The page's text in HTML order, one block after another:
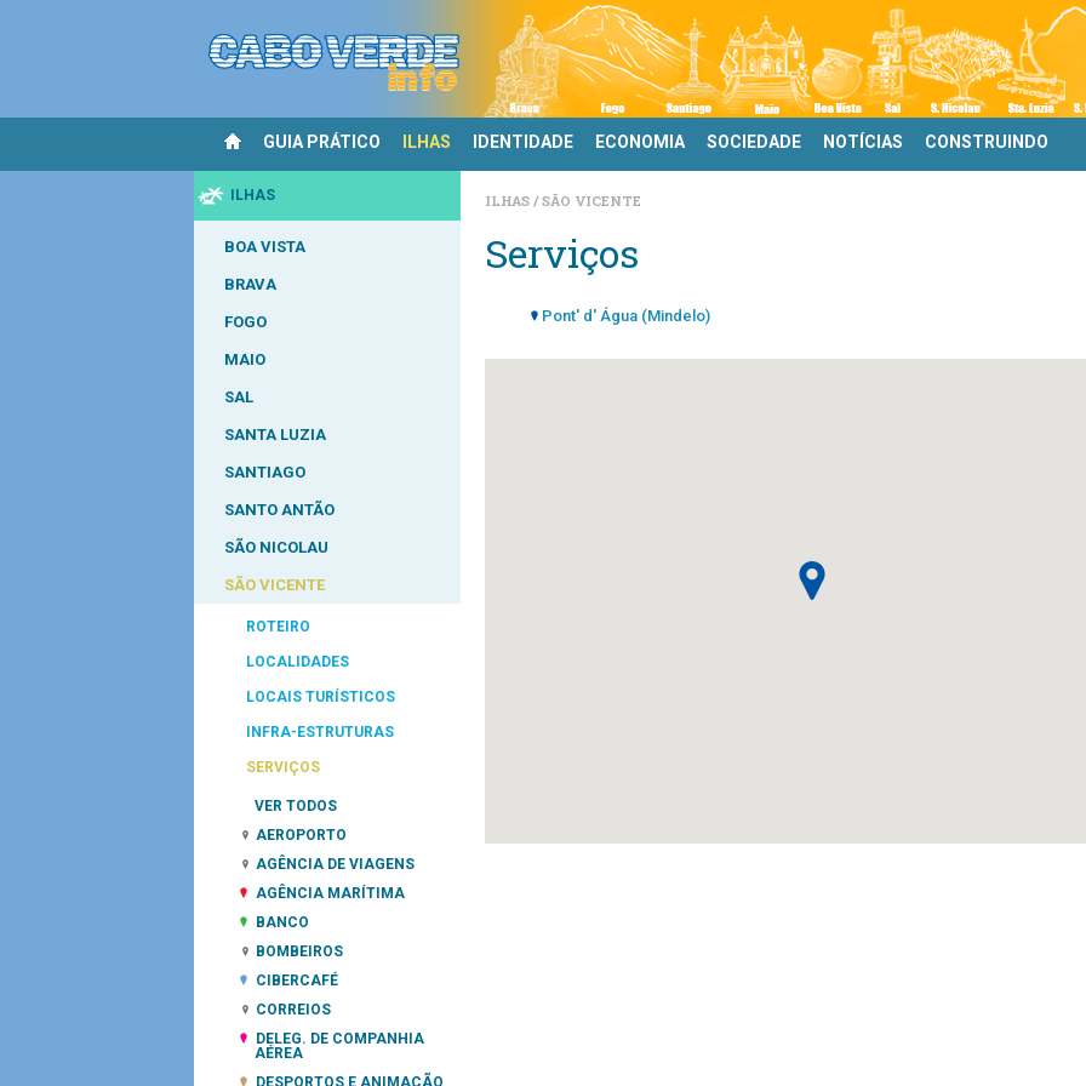
GUIA PRÁTICO ILHAS IDENTIDADE ECONOMIA SOCIEDADE NOTÍCIAS CONSTRUINDO
ILHAS
BOA VISTA
BRAVA
FOGO
MAIO
SAL
SANTA LUZIA
SANTIAGO
SANTO ANTÃO
SÃO NICOLAU
SÃO VICENTE
ROTEIRO
LOCALIDADES
LOCAIS TURÍSTICOS
INFRA-ESTRUTURAS
SERVIÇOS
VER TODOS
AEROPORTO
AGÊNCIA DE VIAGENS
AGÊNCIA MARÍTIMA
BANCO
BOMBEIROS
CIBERCAFÉ
CORREIOS
DELEG. DE COMPANHIA
AÉREA
DESPORTOS E ANIMAÇÃO
ILHAS SÃO VICENTE
Serviços
Pont' d' Água (Mindelo)